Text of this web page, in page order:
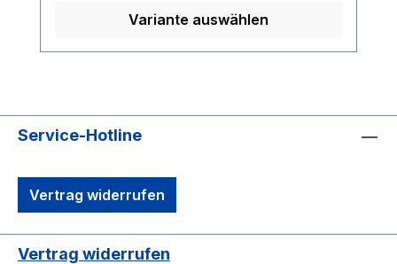
Variante auswählen
Service-Hotline
Vertrag widerrufen
Vertrag widerrufen